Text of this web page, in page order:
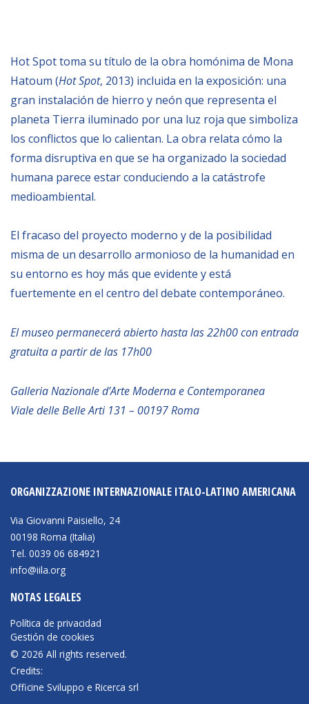
Hot Spot toma su título de la obra homónima de Mona
Hatoum (Hot Spot, 2013) incluida en la exposición: una
gran instalación de hierro y neón que representa el
planeta Tierra iluminado por una luz roja que simboliza
los conflictos que lo calientan. La obra relata cómo la
forma disruptiva en que se ha organizado la sociedad
humana parece estar conduciendo a la catástrofe
medioambiental.
El fracaso del proyecto moderno y de la posibilidad
misma de un desarrollo armonioso de la humanidad en
su entorno es hoy más que evidente y est
fuertemente en el centro del debate contemporáneo.
El museo permanecerá abierto hasta las 22h00 con entrada
gratuita a partir de las 17h00
Galleria Nazionale d’Arte Moderna e Contemporanea
Viale delle Belle Arti 131 – 00197 Roma
ORGANIZZAZIONE INTERNAZIONALE ITALO-LATINO AMERICANA
Via Giovanni Paisiello, 24
00198 Roma (Italia)
Tel. 0039 06 684921
info@iila.org
NOTAS LEGALES
Política de privacidad
Gestión de cookies
© 2026 All rights reserved.
Credits:
Officine Sviluppo e Ricerca srl